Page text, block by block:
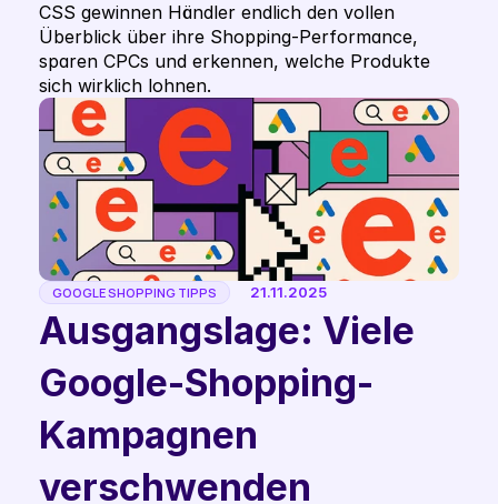
CSS gewinnen Händler endlich den vollen
Überblick über ihre Shopping-Performance,
sparen CPCs und erkennen, welche Produkte
sich wirklich lohnen.
GOOGLE SHOPPING TIPPS 21.11.2025
Ausgangslage: Viele
Google-Shopping-
Kampagnen
verschwenden